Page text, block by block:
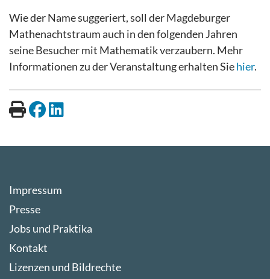
Wie der Name suggeriert, soll der Magdeburger
Mathenachtstraum auch in den folgenden Jahren
seine Besucher mit Mathematik verzaubern. Mehr
Informationen zu der Veranstaltung erhalten Siehier.
Impressum
Presse
Jobs und Praktika
Kontakt
Lizenzen und Bildrechte